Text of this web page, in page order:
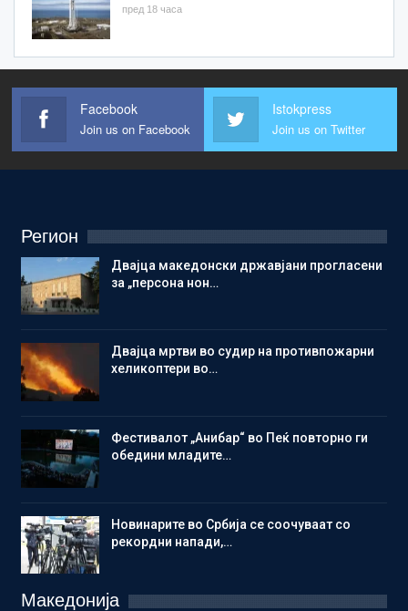
пред 18 часа
Facebook
Join us on Facebook
Istokpress
Join us on Twitter
Регион
Двајца македонски државјани прогласени
за „персона нон…
Двајца мртви во судир на противпожарни
хеликоптери во…
Фестивалот „Анибар“ во Пеќ повторно ги
обедини младите…
Новинарите во Србија се соочуваат со
рекордни напади,…
Македонија